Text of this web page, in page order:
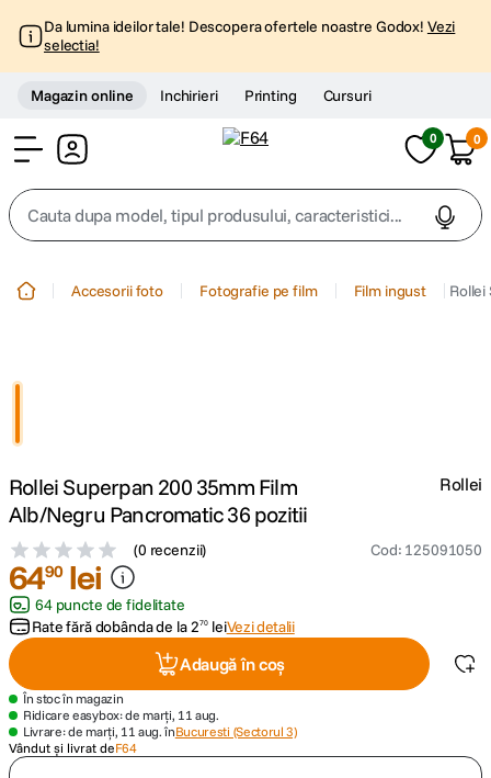
Da lumina ideilor tale! Descopera ofertele noastre Godox! Vezi
selectia!
Magazin online Inchirieri Printing Cursuri
0 0
Cauta dupa model, tipul produsului, caracteristici...
4 peak design
canon sx740 hs
lavaliera
card memorie
8. ulanzi
9. insta 360
Accesorii foto Fotografie pe film Film ingust
Rollei Superpan 200 35mm Film
Alb/Negru Pancromatic 36 pozitii
(0 recenzii) Cod: 125091050
Rollei
6490 lei
64 puncte de fidelitate
Rate fără dobânda de la270 leiVezi detalii
Adaugă în coș
În stoc în magazin
Ridicare easybox: de marți, 11 aug.
Livrare: de marți, 11 aug. înBucuresti (Sectorul 3)
Vândut și livrat deF64